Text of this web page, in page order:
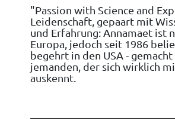
"Passion with Science and
Leidenschaft, gepaart mit
und Erfahrung: Annamaet ist
Europa, jedoch seit 1986
begehrt in den USA - gemacht
jemanden, der sich wirklich
auskennt.